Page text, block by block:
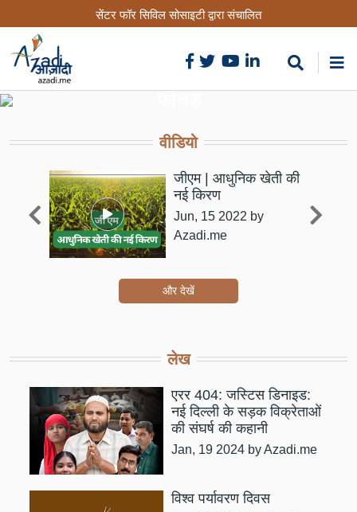
to
content
सेंटर फॉर सिविल सोसाइटी द्वारा संचालित
वीडियो
जीएम | आधुनिक खेती की
नई किरण
Jun, 15 2022 by
Azadi.me
और देखें
लेख
एरर 404: जस्टिस डिनाइड:
नई दिल्ली के सड़क विक्रेताओं
की संघर्ष की कहानी
Jan, 19 2024 by Azadi.me
विश्व पर्यावरण दिवस